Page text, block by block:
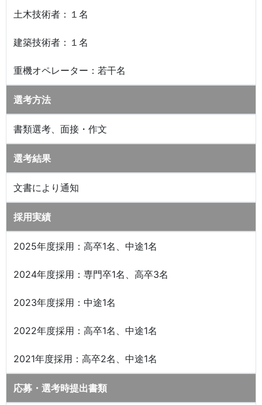
土木技術者：１名
建築技術者：１名
重機オペレーター：若干名
選考方法
書類選考、面接・作文
選考結果
文書により通知
採用実績
2025年度採用：高卒1名、中途1名
2024年度採用：専門卒1名、高卒3名
2023年度採用：中途1名
2022年度採用：高卒1名、中途1名
2021年度採用：高卒2名、中途1名
応募・選考時提出書類